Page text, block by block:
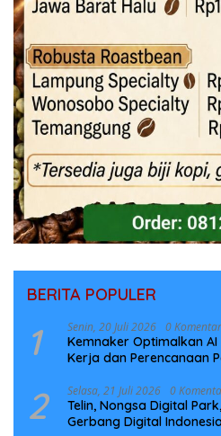
BERITA POPULER
1 Senin, 20 Juli 2026 0 Komentar
Kemnaker Optimalkan
Kerja dan Perencanaan
2 Selasa, 21 Juli 2026 0
Telin, Nongsa Digital
Gerbang Digital